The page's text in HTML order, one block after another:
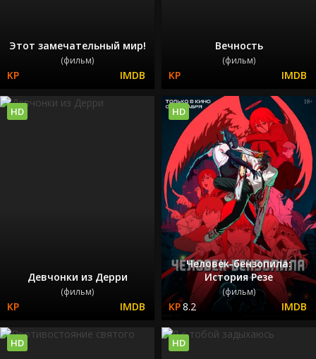
Этот замечательный мир!
(фильм)
Вечность
(фильм)
Девчонки из Дерри
(фильм)
HD
Человек-бензопила:
История Резе
(фильм)
8.2
HD
HD HD